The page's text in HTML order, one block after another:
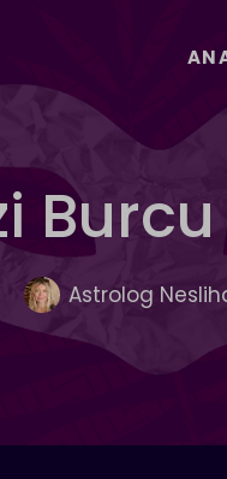
Astrolog